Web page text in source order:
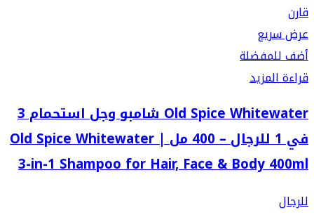
قارن
عرض سريع
أضف للمفضلة
قراءة المزيد
Old Spice Whitewater شامبو وجل استحمام 3
في 1 للرجال – 400 مل | Old Spice Whitewater
3-in-1 Shampoo for Hair, Face & Body 400ml
للرجال